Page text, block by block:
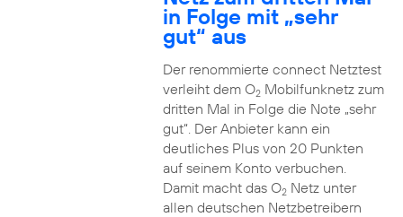
in Folge mit „sehr
gut“ aus
Der renommierte connect Netztest
verleiht dem O2Mobilfunknetz zum
dritten Mal in Folge die Note „sehr
gut“. Der Anbieter kann ein
deutliches Plus von 20 Punkten
auf seinem Konto verbuchen.
Damit macht das O2Netz unter
allen deutschen Netzbetreibern